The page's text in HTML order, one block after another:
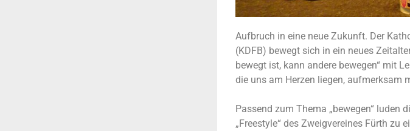
Aufbruch in eine neue Zukunft. Der
(KDFB) bewegt sich in ein neues
bewegt ist, kann andere bewegen“ mit
die uns am Herzen liegen, aufmerksam
Passend zum Thema „bewegen“ luden
„Freestyle“ des Zweigvereines Fürth zu